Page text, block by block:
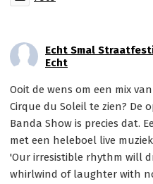
Echt Smal
Echt
Ooit de wens om een mix
Cirque du Soleil te zien? De
Banda Show is precies dat.
met een heleboel live
'Our irresistible rhythm will
whirlwind of laughter with